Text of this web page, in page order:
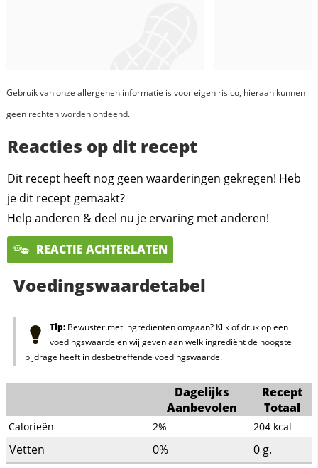
Gebruik van onze allergenen informatie is voor eigen risico, hieraan kunnen
geen rechten worden ontleend.
Reacties op dit recept
Dit recept heeft nog geen waarderingen gekregen! Heb
je dit recept gemaakt?
Help anderen & deel nu je ervaring met anderen!
REACTIE ACHTERLATEN
Voedingswaardetabel
Tip:Bewuster met ingrediënten omgaan? Klik of druk op een
voedingswaarde en wij geven aan welk ingrediënt de hoogste
bijdrage heeft in desbetreffende voedingswaarde.
Dagelijks
Aanbevolen
Recept
Totaal
Calorieën 2% 204 kcal
Vetten 0% 0 g.